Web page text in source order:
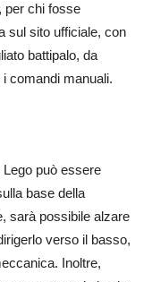
per chi fosse
sul sito ufficiale, con
battipalo, da
comandi manuali.
Lego può essere
base della
sarà possibile alzare
verso il basso,
Inoltre,